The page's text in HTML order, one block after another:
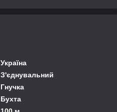
Україна
З'єднувальний
Гнучка
Бухта